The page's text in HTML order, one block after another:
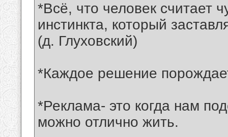
*Всё, что человек считает
инстинкта, который
(д. Глуховский)
*Каждое решение
*Реклама- это когда нам
можно отлично жить.